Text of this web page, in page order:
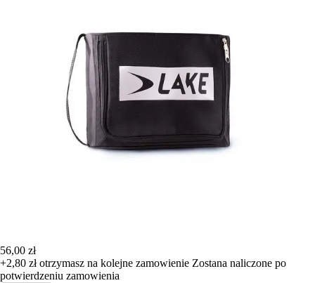
56,00 zł
+2,80 złotrzymasz na kolejne zamowienie Zostana naliczone po
potwierdzeniu zamowienia